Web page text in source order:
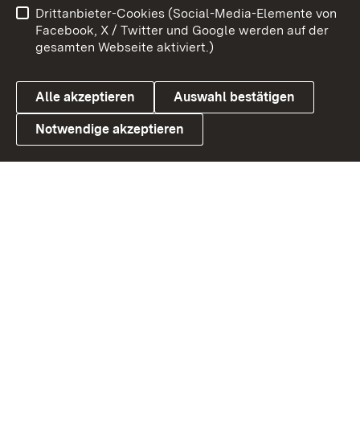
Link zum Landesportal
Benutzungshinweise
Barrierefreiheit
Datenschutz
Cookies
Drittanbieter-Cookies (Social-Media-Elemente von
Facebook, X / Twitter und Google werden auf der
gesamten Webseite aktiviert.)
Alle akzeptieren Auswahl bestätigen
Notwendige akzeptieren